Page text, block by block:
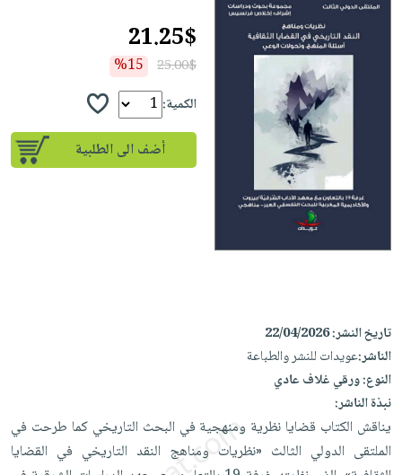
خاصة
صفحات
مشوقة
إختياراتنا
كتب
أكاديمية
صندوق
القراءة
English
books
مجانية
إختياراتنا
iKitab
أسئلة
يتكرر
تحميل
Android
تحميل
iKitab
على
Apple
masmu3
حدود
أسئلة
تحميل
masmu3
على
Apple
وناشئة
الصفحة
الرئيسية
المواضيع
الأكثر
إختياراتنا
وسائل
وسائل
تعليمية
والعناية
الشخصية
جديد
الكل
الشخصية
العناية
وتصفيف
الشعر
العناية
بالجسم
جديد
الكل
أواني
الطهي
أدوات
متجر
الهدايا
أقسام
21.25$
25.00$
%15
الكمية:
أضف الى الطلبية
تاريخ النشر:22/04/2026
الناشر:عويدات للنشر والطباعة
النوع:ورقي غلاف عادي
نبذة الناشر:
يناقش الكتاب قضايا نظرية ومنهجية في البحث التاريخي كما طرحت في
الملتقى الدولي الثالث «نظريات ومناهج النقد التاريخي في القضايا